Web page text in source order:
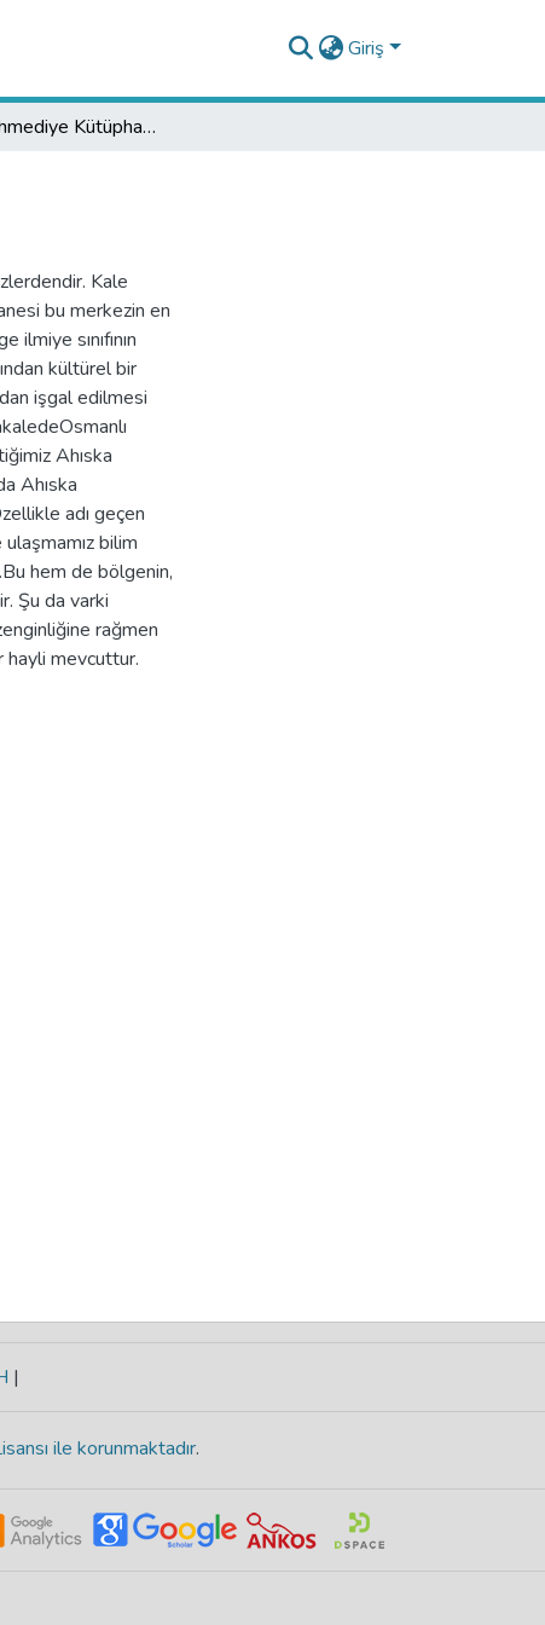
Giriş
Ahıska Ahmediye Kütüphanesi
Kale
bu merkezin en
sınıfının
kültürel bir
işgal edilmesi
Ahıska
Ahıska
adı geçen
bilim
hem de bölgenin,
Şu da varki
rağmen
hayli mevcuttur.
|
ile korunmaktadır.